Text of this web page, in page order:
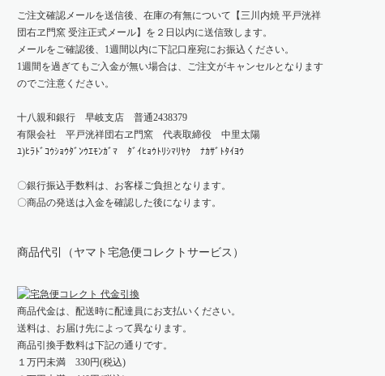
ご注文確認メールを送信後、在庫の有無について【三川内焼 平戸洸祥
団右ヱ門窯 受注正式メール】を２日以内に送信致します。
メールをご確認後、1週間以内に下記口座宛にお振込ください。
1週間を過ぎてもご入金が無い場合は、ご注文がキャンセルとなります
のでご注意ください。
十八親和銀行 早岐支店 普通2438379
有限会社 平戸洸祥団右ヱ門窯 代表取締役 中里太陽
ﾕ)ﾋﾗﾄﾞｺｳｼｮｳﾀﾞﾝｳｴﾓﾝｶﾞﾏ ﾀﾞｲﾋｮｳﾄﾘｼﾏﾘﾔｸ ﾅｶｻﾞﾄﾀｲﾖｳ
〇銀行振込手数料は、お客様ご負担となります。
〇商品の発送は入金を確認した後になります。
商品代引（ヤマト宅急便コレクトサービス）
商品代金は、配送時に配達員にお支払いください。
送料は、お届け先によって異なります。
商品引換手数料は下記の通りです。
１万円未満 330円(税込)